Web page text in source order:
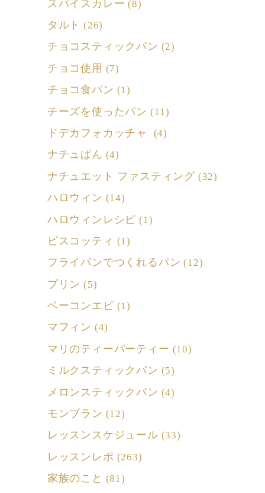
スパイスカレー (8)
タルト (26)
チョコスティックパン (2)
チョコ使用 (7)
チョコ食パン (1)
チーズを使ったパン (11)
ドデカフォカッチャ (4)
ナチュぱん (4)
ナチュエット ファスティング (32)
ハロウィン (14)
ハロウィンレシピ (1)
ビスコッティ (1)
フライパンでつくれるパン (12)
プリン (5)
ベーコンエピ (1)
マフィン (4)
マリのティーパーティー (10)
ミルクスティックパン (5)
メロンスティックパン (4)
モンブラン (12)
レッスンスケジュール (33)
レッスンレポ (263)
家族のこと (81)